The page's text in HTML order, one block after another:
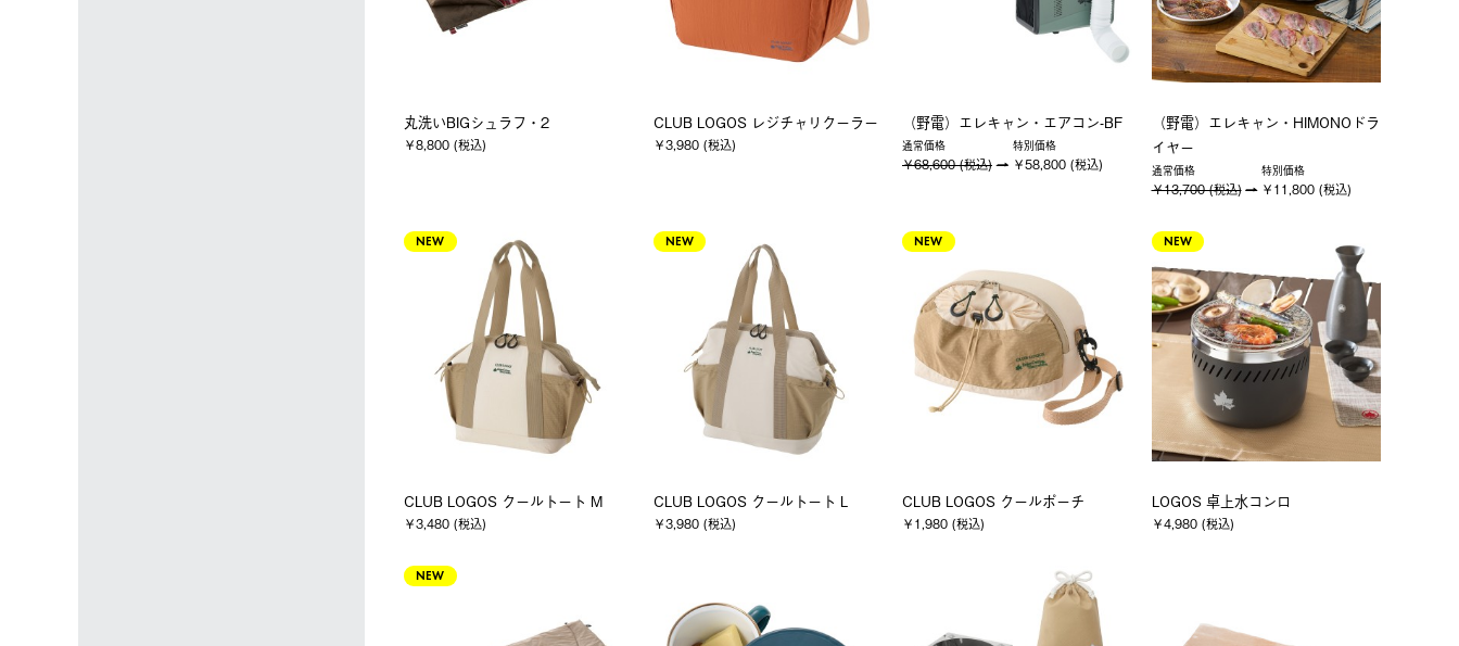
丸洗いBIGシュラフ・2
￥8,800 (税込)
CLUB LOGOS レジチャリクーラー
￥3,980 (税込)
（野電）エレキャン・エアコン-BF
通常価格
￥68,600 (税込)
特別価格
￥58,800 (税込)
（野電）エレキャン・HIMONOドラ
イヤー
通常価格
￥13,700 (税込)
特別価格
￥11,800 (税込)
NEW
CLUB LOGOS クールトート M
￥3,480 (税込)
NEW
CLUB LOGOS クールトート L
￥3,980 (税込)
NEW
CLUB LOGOS クールポーチ
￥1,980 (税込)
NEW
LOGOS 卓上水コンロ
￥4,980 (税込)
NEW